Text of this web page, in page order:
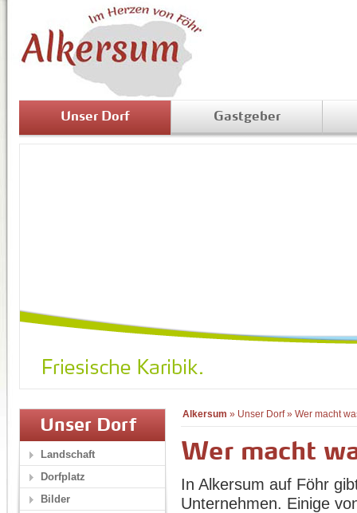
Unser Dorf Gastgeber
Alkersum » Unser Dorf» Wer macht
Wer macht
In Alkersum auf Föhr
Unternehmen. Einige
Unser Dorf
Landschaft
Dorfplatz
Bilder